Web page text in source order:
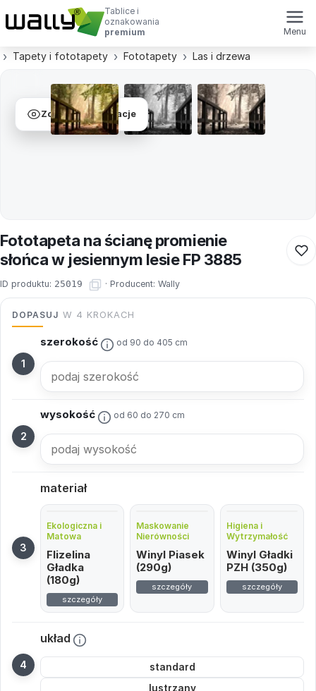
Tablice i
oznakowania
premium
Menu
Tapety i fototapety Fototapety Las i drzewa
Zobacz wizualizacje
Fototapeta na ścianę promienie
słońca w jesiennym lesie FP 3885
ID produktu: 25019 · Producent: Wally
DOPASUJ W 4 KROKACH
szerokość od 90 do 405 cm
wysokość od 60 do 270 cm
materiał
Ekologiczna i
Matowa
Flizelina
Gładka
(180g)
szczegóły
Maskowanie
Nierówności
Winyl Piasek
(290g)
szczegóły
Higiena i
Wytrzymałość
Winyl Gładki
PZH (350g)
szczegóły
układ
standard
lustrzany